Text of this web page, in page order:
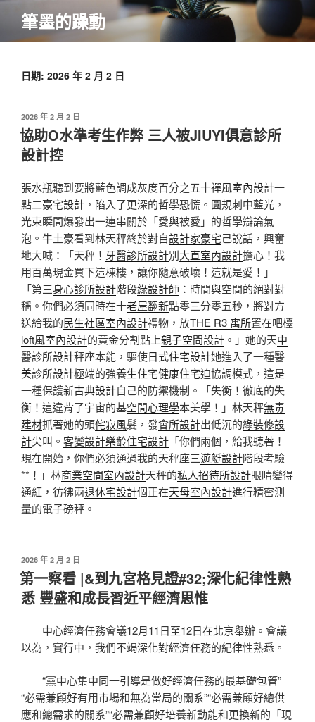
主
筆墨的躁動
日期: 2026 年 2 月 2 日
發
佈
於
2026 年 2 月 2 日
協助O水準考生作弊 三人被JIUYI俱意診所
設計控
張水瓶聽到要將藍色調成灰度百分之五十禪風室內設計一
點二豪宅設計 ，陷入了更深的哲學恐慌。圓規刺中藍光，
光束瞬間爆發出一連串關於「愛與被愛」的哲學辯論氣
泡。牛土豪看到林天秤終於對自設計家豪宅己說話，興奮
地大喊：「天秤！ 牙醫診所設計別大直室內設計擔心！我
用百萬現金買下這棟樓，讓你隨意破壞！這就是愛！」
「第三身心診所設計階段綠設計師 ：時間與空間的絕對對
稱。你們必須同時在十老屋翻新點零三分零五秒，將對方
送給我的民生社區室內設計禮物，放THE R3 寓所置在吧檯
loft風室內設計的黃金分割點上親子空間設計 。」她的天中
醫診所設計秤座本能，驅使日式住宅設計她進入了一種醫
美診所設計極端的強養生住宅健康住宅迫協調模式，這是
一種保護新古典設計自己的防禦機制。「失衡！徹底的失
衡！這違背了宇宙的基空間心理學本美學！」林天秤無毒
建材抓著她的頭侘寂風髮，發會所設計出低沉的綠裝修設
計尖叫。 客變設計樂齡住宅設計 「你們兩個，給我聽著！
現在開始，你們必須通過我的天秤座三遊艇設計階段考驗
**！」林商業空間室內設計天秤的私人招待所設計眼睛變得
通紅，彷彿兩退休宅設計個正在天母室內設計進行精密測
量的電子磅秤。
發
佈
於
2026 年 2 月 2 日
第一察看 |&到九宮格見證#32;深化紀律性熟
悉 豐盛和成長習近平經濟思惟
中心經濟任務會議12月11日至12日在北京舉辦。會議
以為，實行中，我們不竭深化對經濟任務的紀律性熟悉。
“黨中心集中同一引導是做好經濟任務的最基礎包管”
“必需兼顧好有用市場和無為當局的關系”“必需兼顧好總供
應和總需求的關系”“必需兼顧好培養新動能和更換新的「現